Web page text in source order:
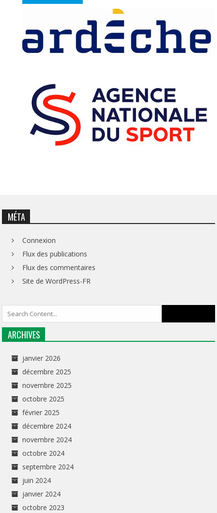
MÉTA
Connexion
Flux des publications
Flux des commentaires
Site de WordPress-FR
ARCHIVES
janvier 2026
décembre 2025
novembre 2025
octobre 2025
février 2025
décembre 2024
novembre 2024
octobre 2024
septembre 2024
juin 2024
janvier 2024
octobre 2023